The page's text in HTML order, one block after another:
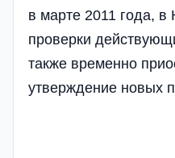
в марте 2011 года,
проверки
также временно
утверждение новых